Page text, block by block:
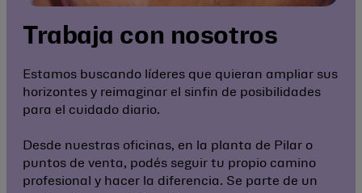
Trabaja con nosotros
Estamos buscando líderes que quieran ampliar sus
horizontes y reimaginar el sinfin de posibilidades
para el cuidado diario.
Desde nuestras oficinas, en la planta de Pilar o
puntos de venta, podés seguir tu propio camino
profesional y hacer la diferencia. Se parte de un